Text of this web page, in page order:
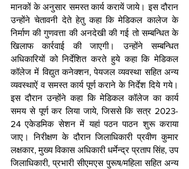
मानकों के अनुसार समस्त कार्य करायें जाये। इस दौरान
उन्होंने चेतावनी देते हेतु कहा कि मेडिकल कालेज के
निर्माण की गुणवत्ता की अनदेखी की गई तो सम्बन्धित के
खिलाफ कार्रवाई की जाएगी। उन्होंने सम्बन्धित
अधिकारियों को निर्देशित करते हुये कहा कि मेडिकल
कॉलेज में विद्युत कनेक्शन, पेयजल व्यवस्था सहित अन्य
व्यवस्थाऐं व समस्त कार्य पूर्ण कराने के निर्देश दिये गये।
इस दौरान उन्होंने कहा कि मेडिकल कॉलेज का कार्य
समय से पूर्ण कर लिया जाये, जिससे कि सत्र 2023-
24 एकेडमिक सेशन में यहां पठन पाठन शुरू कराया
जाए। निरीक्षण के दौरान जिलाधिकारी प्रवीण कुमार
लक्षकार, मुख्य विकास अधिकारी धर्मेन्द्र प्रताप सिंह, उप
जिलाधिकारी, प्रभारी सीएमएस पुरूष/महिला सहित अन्य